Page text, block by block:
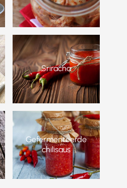
Sriracha
Gefermenteerde
chilisaus